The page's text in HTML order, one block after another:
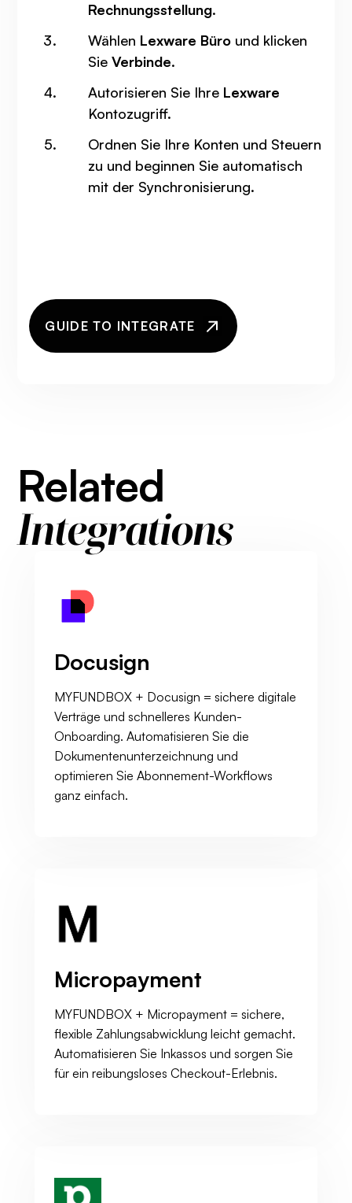
Rechnungsstellung.
Wählen Lexware Büro und klicken
SieVerbinde.
Autorisieren Sie Ihre Lexware
Kontozugriff.
Ordnen Sie Ihre Konten und Steuern
zu und beginnen Sie automatisch
mit der Synchronisierung.
GUIDE TO INTEGRATE
Related
Integrations
Docusign
MYFUNDBOX + Docusign = sichere digitale
Verträge und schnelleres Kunden-
Onboarding. Automatisieren Sie die
Dokumentenunterzeichnung und
optimieren Sie Abonnement-Workflows
ganz einfach.
Micropayment
MYFUNDBOX + Micropayment = sichere,
flexible Zahlungsabwicklung leicht gemacht.
Automatisieren Sie Inkassos und sorgen Sie
für ein reibungsloses Checkout-Erlebnis.